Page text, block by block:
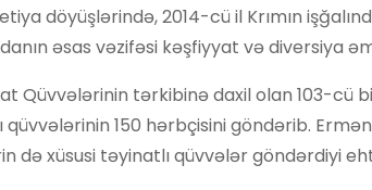
döyüşlərində, 2014-cü il Krımın
əsas vəzifəsi kəşfiyyat və diversiya
Qüvvələrinin tərkibinə daxil olan 103-cü
qüvvələrinin 150 hərbçisini göndərib.
də xüsusi təyinatlı qüvvələr göndərdiyi